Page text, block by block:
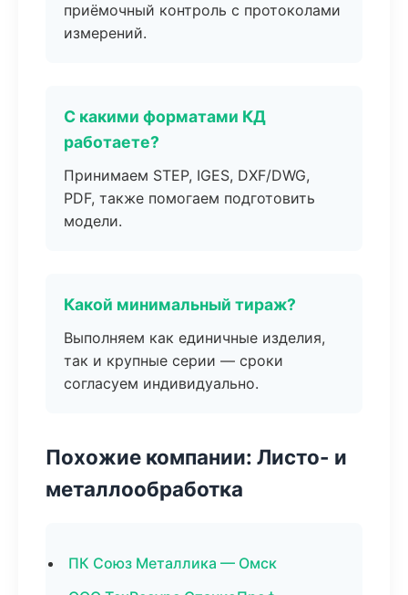
приёмочный контроль с протоколами
измерений.
С какими форматами КД
работаете?
Принимаем STEP, IGES, DXF/DWG,
PDF, также помогаем подготовить
модели.
Какой минимальный тираж?
Выполняем как единичные изделия,
так и крупные серии — сроки
согласуем индивидуально.
Похожие компании: Листо- и
металлообработка
ПК Союз Металлика — Омск